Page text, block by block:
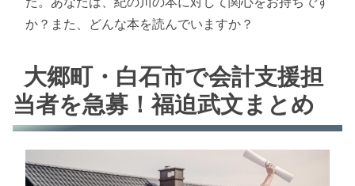
か？また、どんな本を読んでいますか？
大郷町・白石市で会計支援担
当者を急募！福迫武文まとめ